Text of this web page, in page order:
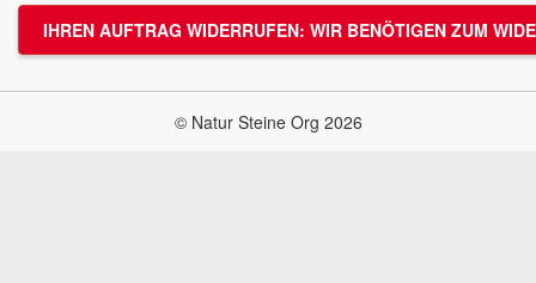
IHREN AUFTRAG WIDERRUFEN: WIR BENÖTIGEN ZUM
© Natur Steine Org 2026